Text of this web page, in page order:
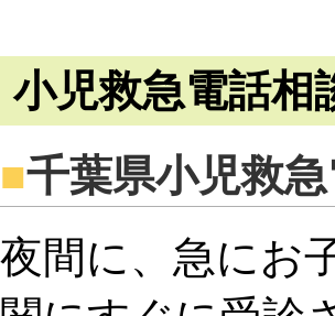
小児救急電話相
■千葉県小児救
夜間に、急にお